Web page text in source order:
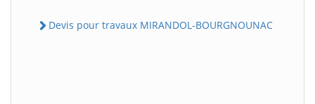
Devis pour travaux MIRANDOL-BOURGNOUNAC